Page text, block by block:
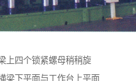
上四个锁紧螺母稍稍旋
梁下平面与工作台上平面